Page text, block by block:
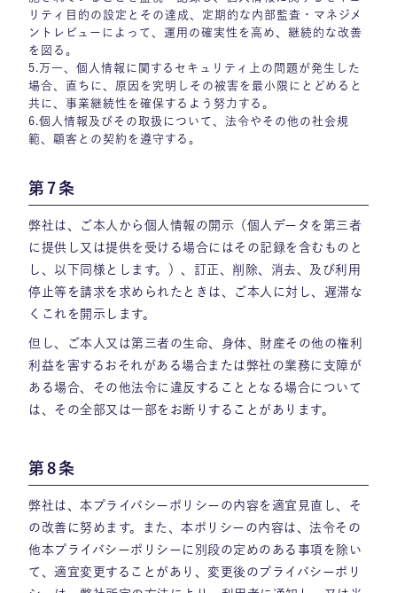
リティ目的の設定とその達成、定期的な内部監査・マネジメ
ントレビューによって、運用の確実性を高め、継続的な改善
を図る。
5.万一、個人情報に関するセキュリティ上の問題が発生した
場合、直ちに、原因を究明しその被害を最小限にとどめると
共に、事業継続性を確保するよう努力する。
6.個人情報及びその取扱について、法令やその他の社会規
範、顧客との契約を遵守する。
第7条
弊社は、ご本人から個人情報の開示（個人データを第三者
に提供し又は提供を受ける場合にはその記録を含むものと
し、以下同様とします。）、訂正、削除、消去、及び利用
停止等を請求を求められたときは、ご本人に対し、遅滞な
くこれを開示します。
但し、ご本人又は第三者の生命、身体、財産その他の権利
利益を害するおそれがある場合または弊社の業務に支障が
ある場合、その他法令に違反することとなる場合について
は、その全部又は一部をお断りすることがあります。
第8条
弊社は、本プライバシーポリシーの内容を適宜見直し、そ
の改善に努めます。また、本ポリシーの内容は、法令その
他本プライバシーポリシーに別段の定めのある事項を除い
て、適宜変更することがあり、変更後のプライバシーポリ